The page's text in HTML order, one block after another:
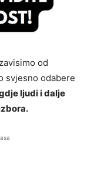
od
svjesno odabere
ljudi i dalje